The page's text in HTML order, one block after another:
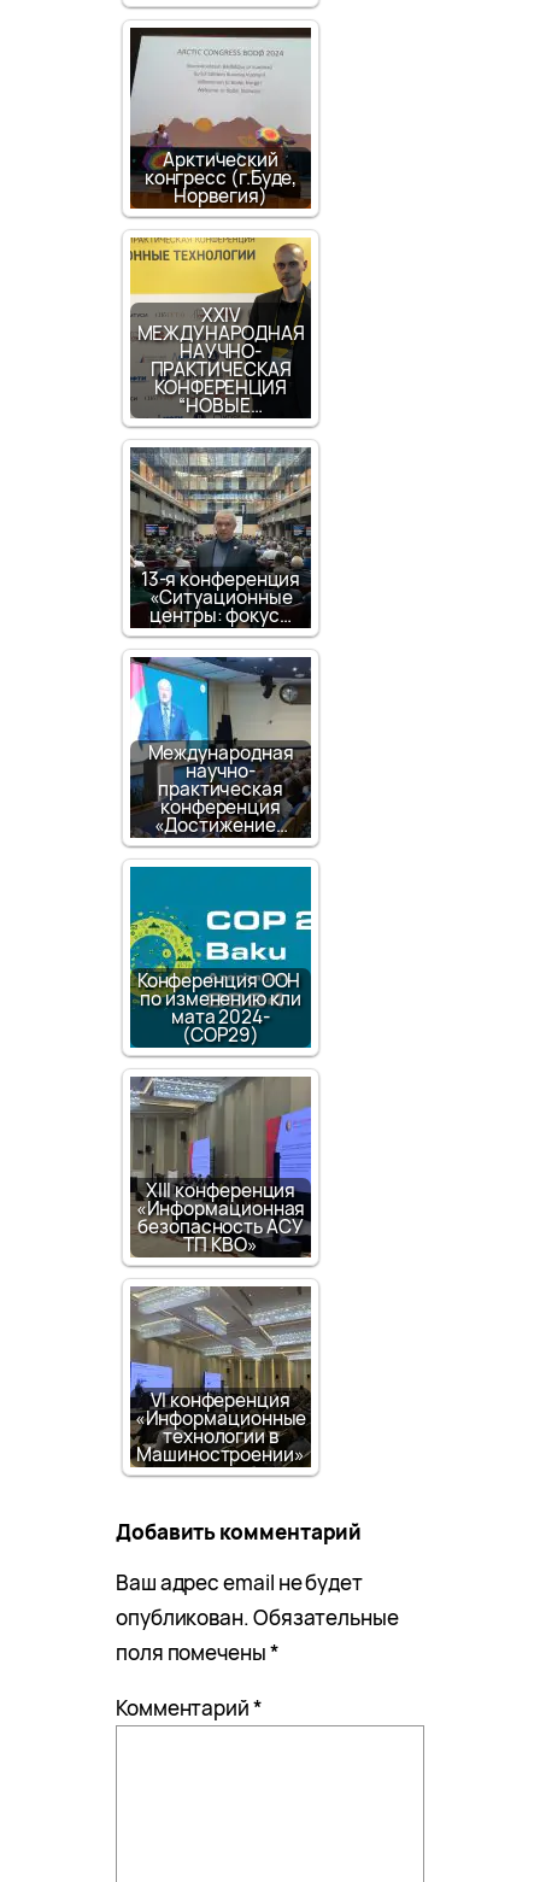
Арктический
конгресс (г.Буде,
Норвегия)
XXIV
МЕЖДУНАРОДНАЯ
НАУЧНО-
ПРАКТИЧЕСКАЯ
КОНФЕРЕНЦИЯ
“НОВЫЕ…
13-я конференция
«Ситуационные
центры: фокус…
Международная
научно-
практическая
конференция
«Достижение…
Конференция ООН
по изменению кли
мата 2024-
(COP29)
XIII конференция
«Информационная
безопасность АСУ
ТП КВО»
VI конференция
«Информационные
технологии в
Машиностроении»
Добавить комментарий
Ваш адрес email не будет
опубликован.Обязательные
поля помечены*
Комментарий*